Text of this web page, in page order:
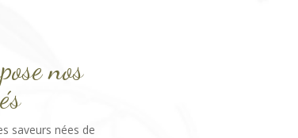
nos
saveurs nées de